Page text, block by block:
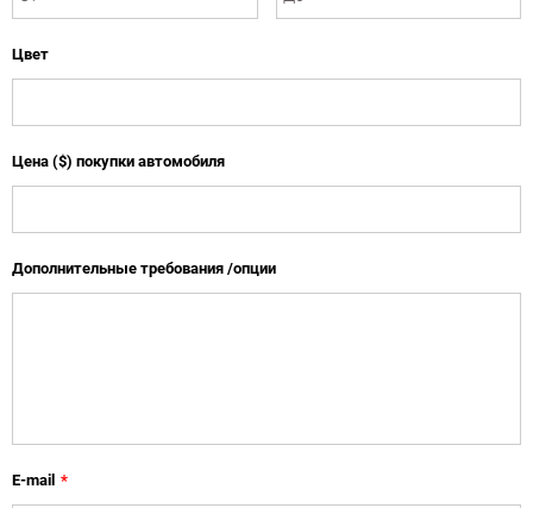
Цвет
Цена ($) покупки автомобиля
Дополнительные требования /опции
E-mail *